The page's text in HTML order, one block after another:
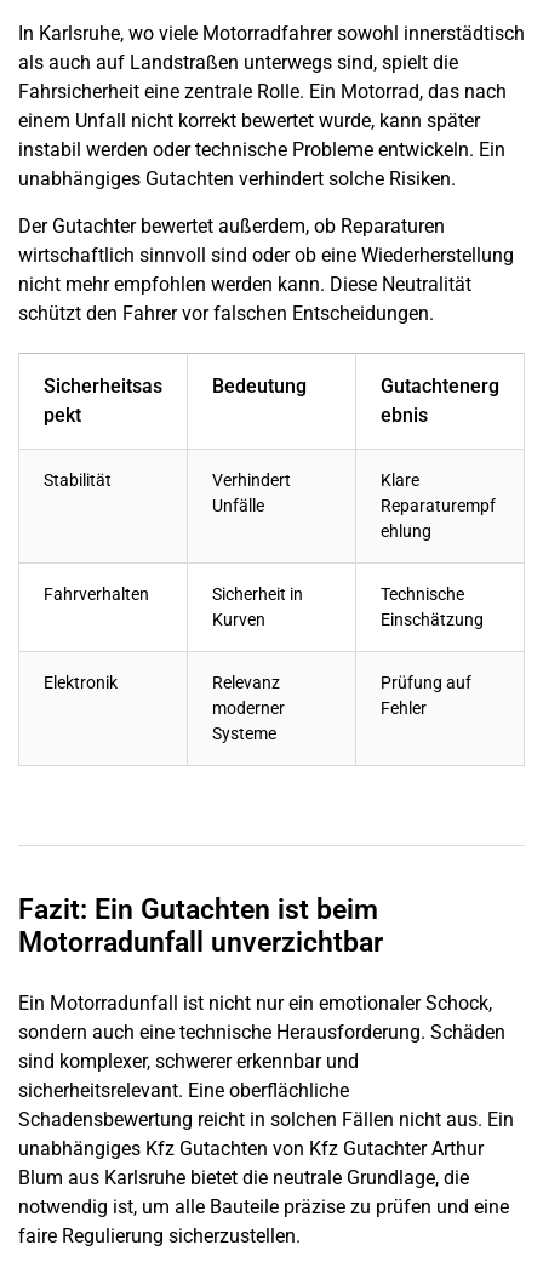
In Karlsruhe, wo viele Motorradfahrer sowohl innerstädtisch
als auch auf Landstraßen unterwegs sind, spielt die
Fahrsicherheit eine zentrale Rolle. Ein Motorrad, das nach
einem Unfall nicht korrekt bewertet wurde, kann später
instabil werden oder technische Probleme entwickeln. Ein
unabhängiges Gutachten verhindert solche Risiken.
Der Gutachter bewertet außerdem, ob Reparaturen
wirtschaftlich sinnvoll sind oder ob eine Wiederherstellung
nicht mehr empfohlen werden kann. Diese Neutralität
schützt den Fahrer vor falschen Entscheidungen.
Sicherheitsas
pekt
Bedeutung
Gutachtenerg
ebnis
Stabilität
Verhindert
Unfälle
Klare
Reparaturempf
ehlung
Fahrverhalten
Sicherheit in
Kurven
Technische
Einschätzung
Elektronik
Relevanz
moderner
Systeme
Prüfung auf
Fehler
Fazit: Ein Gutachten ist beim
Motorradunfall unverzichtbar
Ein Motorradunfall ist nicht nur ein emotionaler Schock,
sondern auch eine technische Herausforderung. Schäden
sind komplexer, schwerer erkennbar und
sicherheitsrelevant. Eine oberflächliche
Schadensbewertung reicht in solchen Fällen nicht aus. Ein
unabhängiges Kfz Gutachten von Kfz Gutachter Arthur
Blum aus Karlsruhe bietet die neutrale Grundlage, die
notwendig ist, um alle Bauteile präzise zu prüfen und eine
faire Regulierung sicherzustellen.